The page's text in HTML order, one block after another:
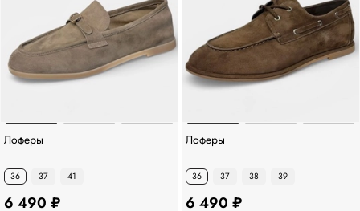
Лоферы
36 37 41
6 490 ₽
Лоферы
36 37 38 39
6 490 ₽